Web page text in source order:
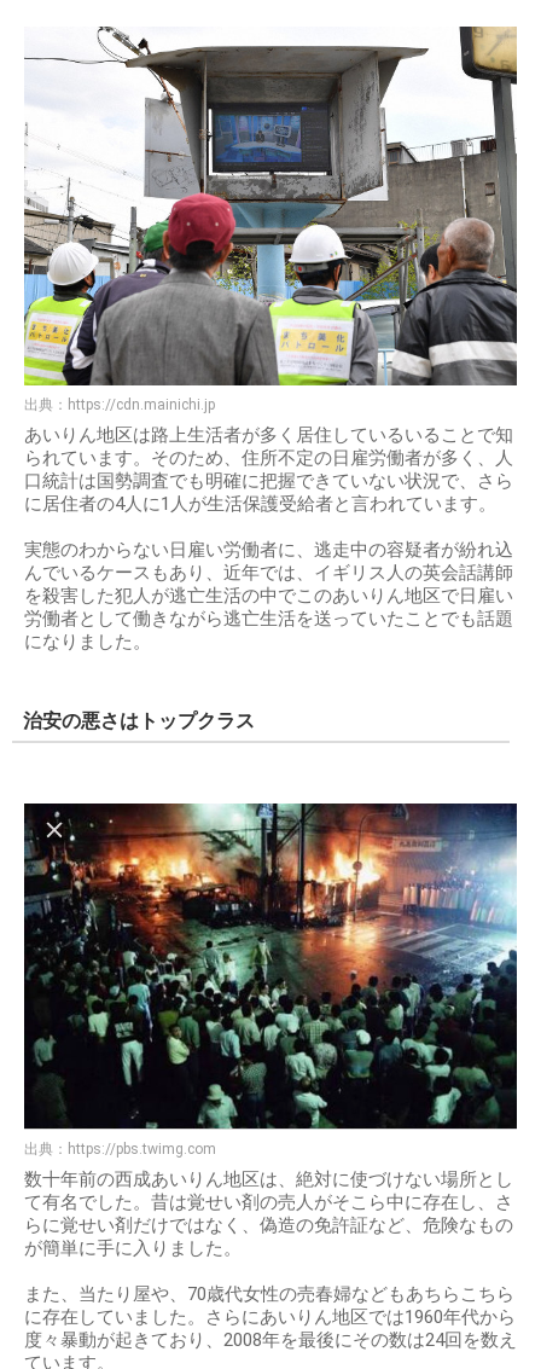
出典： https://cdn.mainichi.jp
あいりん地区は路上生活者が多く居住しているいることで知
られています。そのため、住所不定の日雇労働者が多く、人
口統計は国勢調査でも明確に把握できていない状況で、さら
に居住者の4人に1人が生活保護受給者と言われています。
実態のわからない日雇い労働者に、逃走中の容疑者が紛れ込
んでいるケースもあり、近年では、イギリス人の英会話講師
を殺害した犯人が逃亡生活の中でこのあいりん地区で日雇い
労働者として働きながら逃亡生活を送っていたことでも話題
になりました。
治安の悪さはトップクラス
出典： https://pbs.twimg.com
数十年前の西成あいりん地区は、絶対に使づけない場所とし
て有名でした。昔は覚せい剤の売人がそこら中に存在し、さ
らに覚せい剤だけではなく、偽造の免許証など、危険なもの
が簡単に手に入りました。
また、当たり屋や、70歳代女性の売春婦などもあちらこちら
に存在していました。さらにあいりん地区では1960年代から
度々暴動が起きており、2008年を最後にその数は24回を数え
ています。